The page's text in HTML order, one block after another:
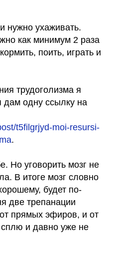
нужно ухаживать.
как минимум 2 раза
поить, играть и
трудоголизма я
дам одну ссылку на
t5filgrjyd-moi-resursi-
.
Но уговорить мозг не
В итоге мозг словно
будет по-
две трепанации
прямых эфиров, и от
сплю и давно уже не